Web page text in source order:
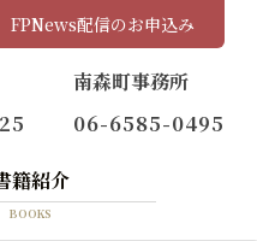
FPNews配信のお申込み
南森町事務所
06-6585-0495
籍紹介
BOOKS